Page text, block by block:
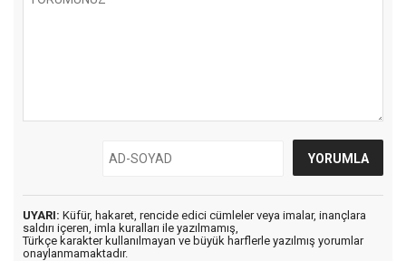
UYARI: Küfür, hakaret, rencide edici cümleler veya imalar, inançlara
saldırı içeren, imla kuralları ile yazılmamış,
Türkçe karakter kullanılmayan ve büyük harflerle yazılmış yorumlar
onaylanmamaktadır.